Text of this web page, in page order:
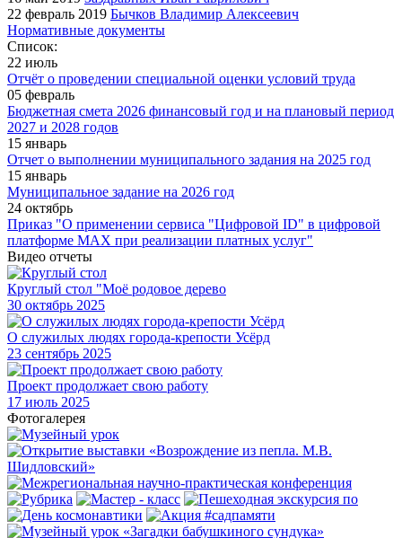
22 февраль 2019 Бычков Владимир Алексеевич
Нормативные документы
Список:
22 июль
Отчёт о проведении специальной оценки условий труда
05 февраль
Бюджетная смета 2026 финансовый год и на плановый период
2027 и 2028 годов
15 январь
Отчет о выполнении муниципального задания на 2025 год
15 январь
Муниципальное задание на 2026 год
24 октябрь
Приказ "О применении сервиса "Цифровой ID" в цифровой
платформе МАХ при реализации платных услуг"
Видео отчеты
Круглый стол "Моё родовое дерево
30 октябрь 2025
О служилых людях города-крепости Усёрд
23 сентябрь 2025
Проект продолжает свою работу
17 июль 2025
Фотогалерея